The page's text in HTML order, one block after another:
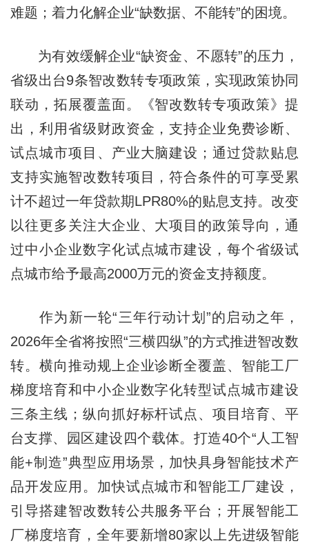
难题；着力化解企业“缺数据、不能转”的困境。
为有效缓解企业“缺资金、不愿转”的压力，
省级出台9条智改数转专项政策，实现政策协同
联动，拓展覆盖面。《智改数转专项政策》提
出，利用省级财政资金，支持企业免费诊断、
试点城市项目、产业大脑建设；通过贷款贴息
支持实施智改数转项目，符合条件的可享受累
计不超过一年贷款期LPR80%的贴息支持。改变
以往更多关注大企业、大项目的政策导向，通
过中小企业数字化试点城市建设，每个省级试
点城市给予最高2000万元的资金支持额度。
作为新一轮“三年行动计划”的启动之年，
2026年全省将按照“三横四纵”的方式推进智改数
转。横向推动规上企业诊断全覆盖、智能工厂
梯度培育和中小企业数字化转型试点城市建设
三条主线；纵向抓好标杆试点、项目培育、平
台支撑、园区建设四个载体。打造40个“人工智
能+制造”典型应用场景，加快具身智能技术产
品开发应用。加快试点城市和智能工厂建设，
引导搭建智改数转公共服务平台；开展智能工
厂梯度培育，全年要新增80家以上先进级智能